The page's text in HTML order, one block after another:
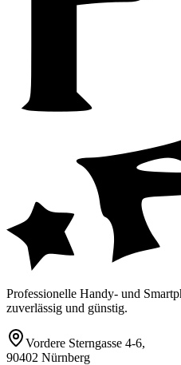
Professionelle Handy- und
zuverlässig und günstig.
Vordere Sterngasse 4-6,
90402 Nürnberg